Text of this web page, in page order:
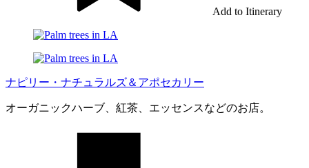
Add to Itinerary
ナピリー・ナチュラルズ＆アポセカリー
オーガニックハーブ、紅茶、エッセンスなどのお店。